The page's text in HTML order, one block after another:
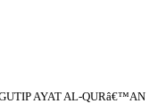
AYAT AL-QURâ€™AN